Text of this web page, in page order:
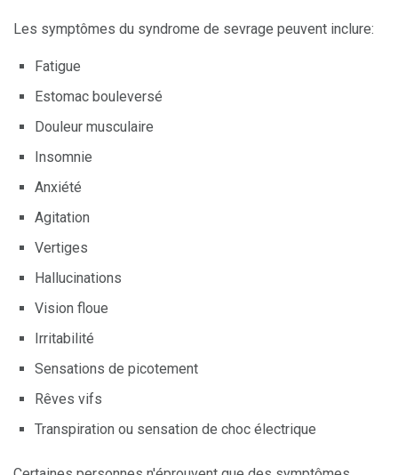
Les symptômes du syndrome de sevrage peuvent inclure:
Fatigue
Estomac bouleversé
Douleur musculaire
Insomnie
Anxiété
Agitation
Vertiges
Hallucinations
Vision floue
Irritabilité
Sensations de picotement
Rêves vifs
Transpiration ou sensation de choc électrique